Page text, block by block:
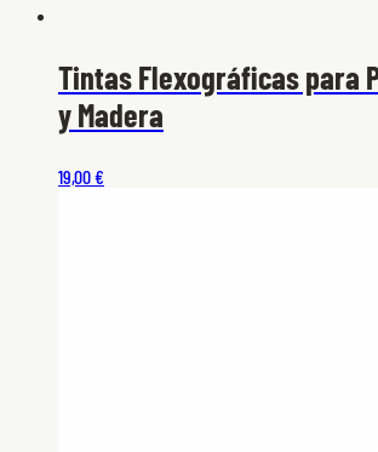
Tintas Flexográficas para
y Madera
19,00 €